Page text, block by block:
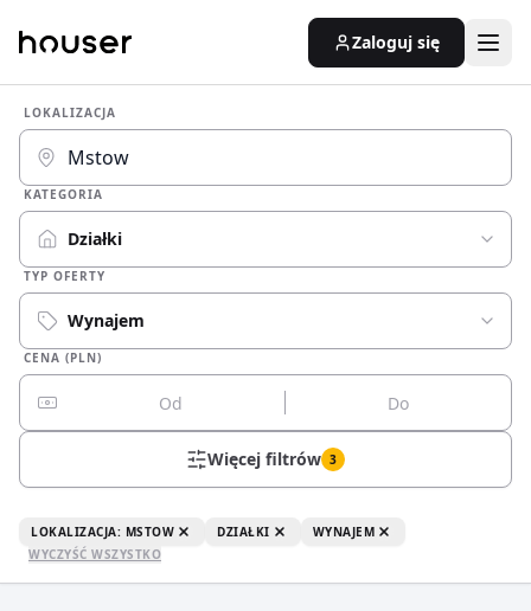
Zaloguj się
LOKALIZACJA
KATEGORIA
Działki
TYP OFERTY
Wynajem
CENA (PLN)
Więcej filtrów 3
LOKALIZACJA: MSTOW DZIAŁKI
WYNAJEM
WYCZYŚĆ WSZYSTKO